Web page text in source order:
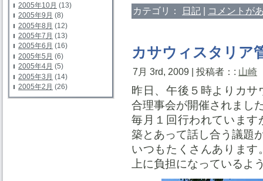
2005年10月 (13)
2005年9月 (8)
2005年8月 (12)
2005年7月 (13)
2005年6月 (16)
2005年5月 (6)
2005年4月 (5)
2005年3月 (14)
2005年2月 (26)
カテゴリ： 日記 コメントが
カサウィスタリア
7月 3rd, 2009 | 投稿者：: 山崎
昨日、午後５時よりカ
合理事会が開催されまし
毎月１回行われていま
築とあって話し合う議題
いつもたくさんありま
上に負担になっているよ